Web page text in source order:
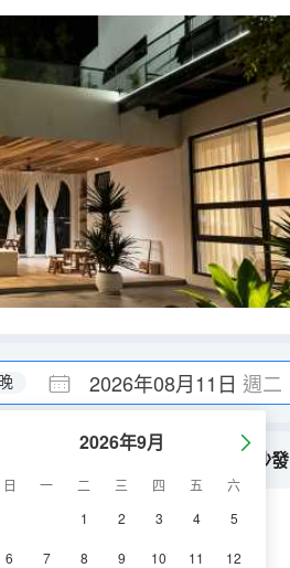
2026年08月11日 週二
2026年9月
日 一 二 三 四 五
六
1
2 3 4 5
6 7 8 9 10 11 12
奢大床房|慕斯床墊 |科勒衞浴 | 沙發
空調 電視機